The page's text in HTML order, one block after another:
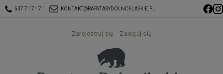
537 71 71 71 KONTAKT@RARYTASYDOLNOSLASKIE.PL
Zarejestruj się Zaloguj się